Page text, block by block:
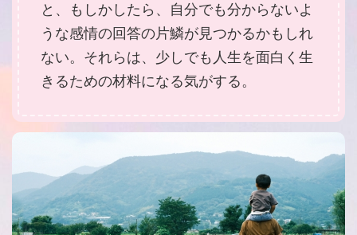
と、もしかしたら、自分でも分からないよ
うな感情の回答の片鱗が見つかるかもしれ
ない。それらは、少しでも人生を面白く生
きるための材料になる気がする。